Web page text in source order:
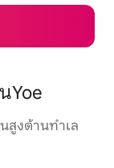
Yoe
สูงด้านทำเล